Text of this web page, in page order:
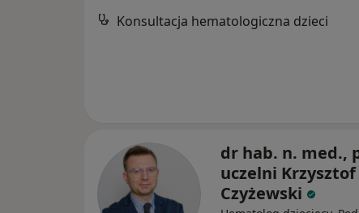
Konsultacja hematologiczna dzieci
dr hab. n. med.,
uczelni Krzysztof
Czyżewski